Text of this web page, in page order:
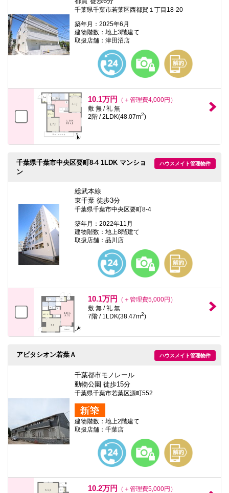
千葉県千葉市若葉区西都賀１丁目18-20
築年月：2025年6月
建物階数：地上3階建て
取扱店舗：津田沼店
10.1万円
（＋管理費4,000円）
敷 無 / 礼 無
2階 / 2LDK(48.07m2)
ハウスメイト管理物件
千葉県千葉市中央区要町8-4 1LDK マンショ
ン
総武本線
東千葉 徒歩3分
千葉県千葉市中央区要町8-4
築年月：2022年11月
建物階数：地上8階建て
取扱店舗：品川店
10.1万円
（＋管理費5,000円）
敷 無 / 礼 無
7階 / 1LDK(38.47m2)
ハウスメイト管理物件
アビタシオン若葉Ａ
千葉都市モノレール
動物公園 徒歩15分
千葉県千葉市若葉区源町552
建物階数：地上2階建て
取扱店舗：千葉店
10.2万円
（＋管理費5,000円）